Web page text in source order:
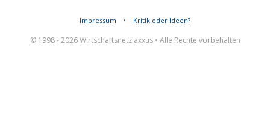
Impressum • Kritik oder Ideen?
© 1998 - 2026 Wirtschaftsnetz axxus • Alle Rechte vorbehalten